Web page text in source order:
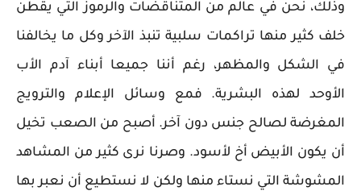
وذلك، نحن في عالم من المتناقضات والرموز التي يقطن
خلف كثير منها تراكمات سلبية تنبذ الآخر وكل ما يخالفنا
في الشكل والمظهر، رغم أننا جميعا أبناء آدم الأب
الأوحد لهذه البشرية. فمع وسائل الإعلام والترويج
المغرضة لصالح جنس دون آخر. أصبح من الصعب تخيل
أن يكون الأبيض أخ لأسود. وصرنا نرى كثير من المشاهد
المشوشة التي نستاء منها ولكن لا نستطيع أن نعبر بها